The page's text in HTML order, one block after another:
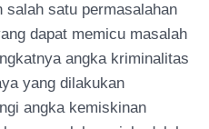
salah satu permasalahan
dapat memicu masalah
angka kriminalitas
yang dilakukan
angka kemiskinan